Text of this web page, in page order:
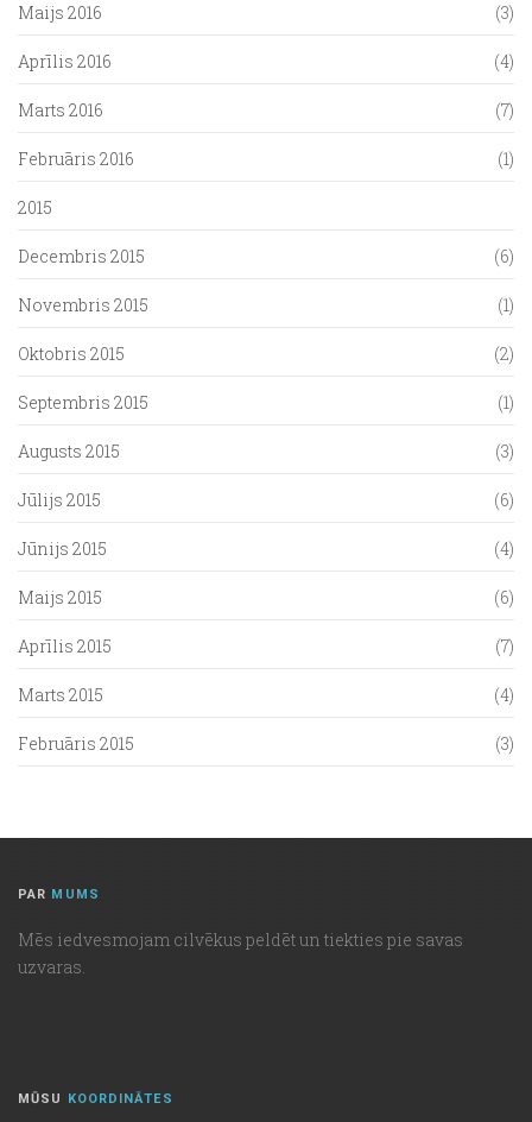
Maijs 2016 (3)
Aprīlis 2016 (4)
Marts 2016 (7)
Februāris 2016 (1)
2015
Decembris 2015 (6)
Novembris 2015 (1)
Oktobris 2015 (2)
Septembris 2015 (1)
Augusts 2015 (3)
Jūlijs 2015 (6)
Jūnijs 2015 (4)
Maijs 2015 (6)
Aprīlis 2015 (7)
Marts 2015 (4)
Februāris 2015 (3)
PAR MUMS
Mēs iedvesmojam cilvēkus peldēt un tiekties pie savas
uzvaras.
MŪSU KOORDINĀTES